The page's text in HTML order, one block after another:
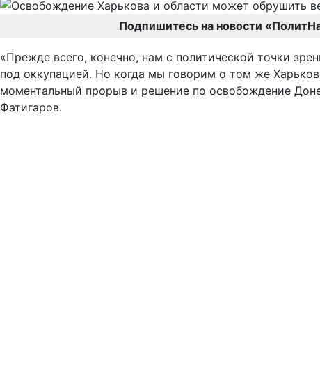
Подпишитесь на новости
«Прежде всего, конечно, нам с политической точки
под оккупацией. Но когда мы говорим о том же
моментальный прорыв и решение по освобождение
Фатигаров.